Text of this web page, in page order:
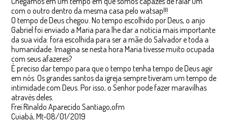
com o outro dentro da mesma casa pelo watsap!!!
O tempo de Deus chegou. No tempo escolhido por Deus, o anjo
Gabriel foi enviado a Maria para lhe dar a notícia mais importante
da sua vida: fora escolhida para ser a mãe do Salvador e toda a
humanidade. Imagina se nesta hora Maria tivesse muito ocupada
com seus afazeres?
È preciso dar tempo para que o tempo tenha tempo de Deus agir
em nós. Os grandes santos da igreja sempre tiveram um tempo de
intimidade com Deus. Por isso, o Senhor pode fazer maravilhas
através deles.
Frei Rinaldo Aparecido Santiago,ofm
Cuiabá, Mt-08/01/2019